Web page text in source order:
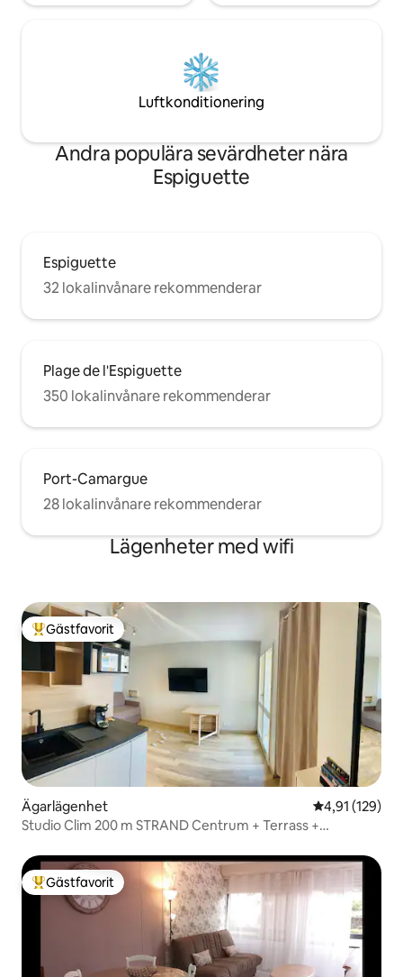
Luftkonditionering
Andra populära sevärdheter nära
Espiguette
Espiguette
32 lokalinvånare rekommenderar
Plage de l'Espiguette
350 lokalinvånare rekommenderar
Port-Camargue
28 lokalinvånare rekommenderar
Lägenheter med wifi
Populär gästfavorit
Gästfavorit
Ägarlägenhet 4,91 av 5 i
4,91 (129)
Studio Clim 200 m STRAND Centrum + Terrass +
Populär gästfavorit
Gästfavorit